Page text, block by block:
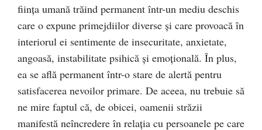
ființa umană trăind permanent într-un mediu deschis
care o expune primejdiilor diverse și care provoacă în
interiorul ei sentimente de insecuritate, anxietate,
angoasă, instabilitate psihică și emoțională. În plus,
ea se află permanent într-o stare de alertă pentru
satisfacerea nevoilor primare. De aceea, nu trebuie să
ne mire faptul că, de obicei, oamenii străzii
manifestă neîncredere în relația cu persoanele pe care